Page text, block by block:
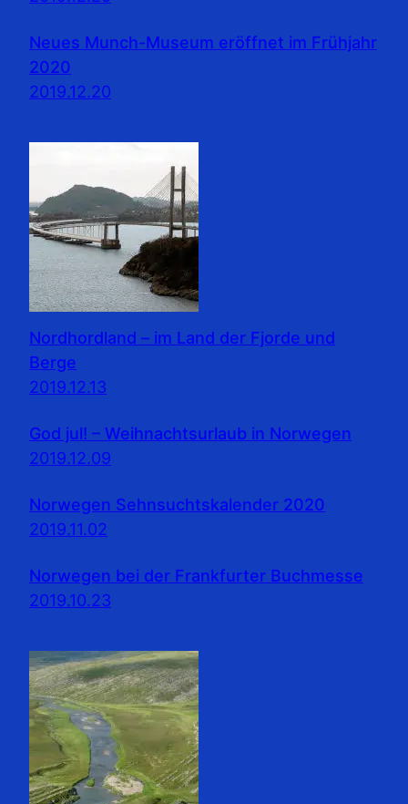
Neues Munch-Museum eröffnet im Frühjahr
2020
2019.12.20
Nordhordland – im Land der Fjorde und
Berge
2019.12.13
God jul! – Weihnachtsurlaub in Norwegen
2019.12.09
Norwegen Sehnsuchtskalender 2020
2019.11.02
Norwegen bei der Frankfurter Buchmesse
2019.10.23